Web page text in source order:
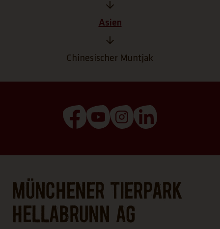
Asien
Chinesischer Muntjak
(Link öffnet einen neuen Tab)
(Link öffnet einen neuen
(Link öffnet einen
Münchener Tierpark
Hellabrunn AG